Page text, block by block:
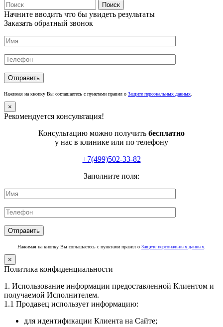
Поиск
Начните вводить что бы увидеть результаты
Заказать обратный звонок
Нажимая на кнопку Вы соглашаетесь с пунктами правил о Защите персональных данных
×
Рекомендуется консультация!
Консультацию можно получить бесплатно
у нас в клинике или по телефону
+7(499)502-33-82
Заполните поля:
Нажимая на кнопку Вы соглашаетесь с пунктами правил о Защите персональных данных
×
Политика конфиденциальности
1. Использование информации предоставленной Клиентом и
получаемой Исполнителем.
1.1 Продавец использует информацию:
для идентификации Клиента на Сайте;